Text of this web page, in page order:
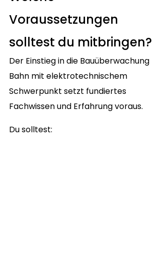
Voraussetzungen
solltest du mitbringen?
Der Einstieg in die Bauüberwachung
Bahn mit elektrotechnischem
Schwerpunkt setzt fundiertes
Fachwissen und Erfahrung voraus.
Du solltest: